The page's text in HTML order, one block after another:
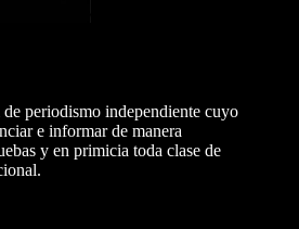
de periodismo independiente cuyo
e informar de manera
y en primicia toda clase de